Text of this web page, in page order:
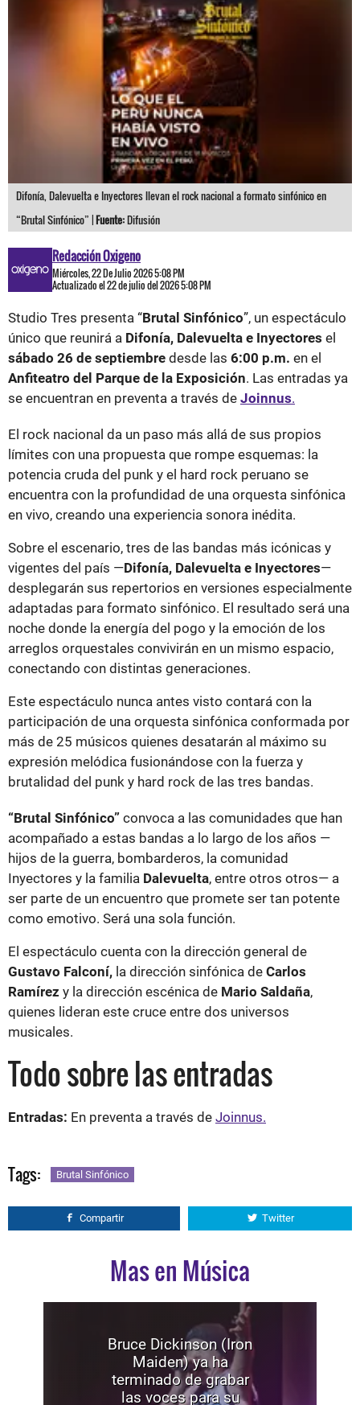
Difonía, Dalevuelta e Inyectores llevan el rock nacional a formato sinfónico en
“Brutal Sinfónico” |Fuente:Difusión
Redacción Oxigeno
Miércoles, 22 De Julio 2026 5:08 PM
Actualizado el 22 de julio del 2026 5:08 PM
Studio Tres presenta “Brutal Sinfónico”, un espectáculo
único que reunirá a Difonía, Dalevuelta e Inyectores el
sábado 26 de septiembre desde las 6:00 p.m. en el
Anfiteatro del Parque de la Exposición. Las entradas ya
se encuentran en preventa a través de Joinnus.
El rock nacional da un paso más allá de sus propios
límites con una propuesta que rompe esquemas: la
potencia cruda del punk y el hard rock peruano se
encuentra con la profundidad de una orquesta sinfónica
en vivo, creando una experiencia sonora inédita.
Sobre el escenario, tres de las bandas más icónicas y
vigentes del país —Difonía, Dalevuelta e Inyectores—
desplegarán sus repertorios en versiones especialmente
adaptadas para formato sinfónico. El resultado será una
noche donde la energía del pogo y la emoción de los
arreglos orquestales convivirán en un mismo espacio,
conectando con distintas generaciones.
Este espectáculo nunca antes visto contará con la
participación de una orquesta sinfónica conformada por
más de 25 músicos quienes desatarán al máximo su
expresión melódica fusionándose con la fuerza y
brutalidad del punk y hard rock de las tres bandas.
“Brutal Sinfónico” convoca a las comunidades que han
acompañado a estas bandas a lo largo de los años —
hijos de la guerra, bombarderos, la comunidad
Inyectores y la familia Dalevuelta, entre otros otros— a
ser parte de un encuentro que promete ser tan potente
como emotivo. Será una sola función.
El espectáculo cuenta con la dirección general de
Gustavo Falconí, la dirección sinfónica de Carlos
Ramírez y la dirección escénica de Mario Saldaña,
quienes lideran este cruce entre dos universos
musicales.
Todo sobre las entradas
Entradas: En preventa a través de Joinnus.
Tags: Brutal Sinfónico
Compartir Twitter
Mas en Música
Bruce Dickinson (Iron
Maiden) ya ha
terminado de grabar
las voces para su